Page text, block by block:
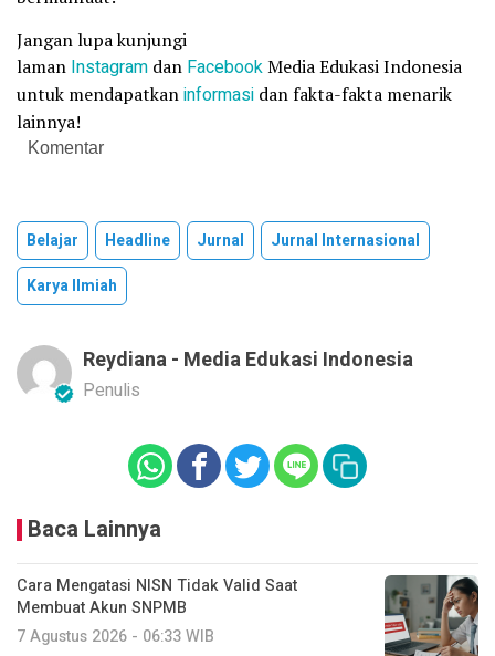
Jangan lupa kunjungi
laman Instagram dan FacebookMedia Edukasi Indonesia
untuk mendapatkaninformasi dan fakta-fakta menarik
lainnya!
Komentar
Belajar Headline Jurnal
Jurnal Internasional
Karya Ilmiah
Reydiana - Media Edukasi Indonesia
Penulis
Baca Lainnya
Cara Mengatasi NISN Tidak Valid Saat
Membuat Akun SNPMB
7 Agustus 2026 - 06:33 WIB